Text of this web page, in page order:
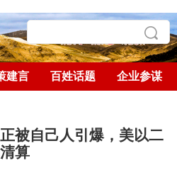
建言 百姓话题 企业参谋
被自己人引爆，美以二
算